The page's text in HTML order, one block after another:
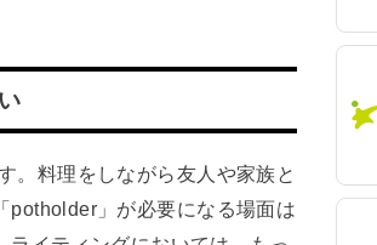
。料理をしながら友人や家族と
potholder」が必要になる場面は